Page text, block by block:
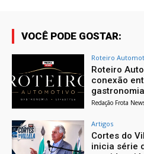
VOCÊ PODE GOSTAR:
Roteiro
Roteiro
conexão
Redação Frota
Artigos
Cortes do
inicia série